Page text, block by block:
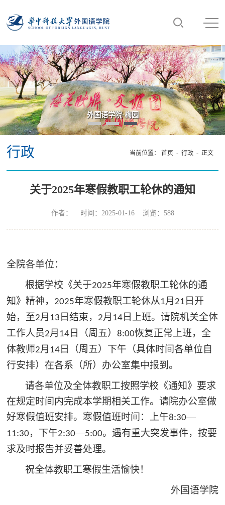
外国语学院·梅园
行政 当前位置： 首页 - 行政- 正文
关于2025年寒假教职工轮休的通知
作者： 时间：2025-01-16 浏览： 588
全院各单位：
根据学校《关于2025年寒假教职工轮休的通
知》精神， 2025年寒假教职工轮休从1月 21 日开
始，至2月 13 日结束， 2月 14 日上班。请院机关全体
工作人员2月 14 日（周 五）8:00恢复正常上班，全
体教师2月 14 日（周 五）下午（具体时间各单位自
行安排）在各系（所）办公室集中报到。
请各单位及全体教职工按照学校《通知》要求
在规定时间内完成本学期相关工作。请院办公室做
好寒假值班安排。寒假值班时间：上午8:30—
11:30 ，下午2:30—5:00。遇有重大突发事件，按要
求及时报告并妥善处理。
祝全体教职工寒假生活愉快！
外国语学院